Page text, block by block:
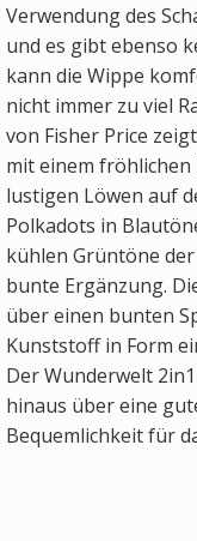
Verwendung des
und es gibt ebenso
kann die Wippe
nicht immer zu viel
von Fisher Price
mit einem fröhlichen
lustigen Löwen auf
Polkadots in
kühlen Grüntöne
bunte Ergänzung.
über einen bunten
Kunststoff in Form
Der Wunderwelt
hinaus über eine
Bequemlichkeit für